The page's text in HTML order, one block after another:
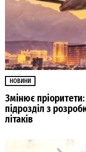
НОВИНИ
Змінює
підрозділ з
літаків